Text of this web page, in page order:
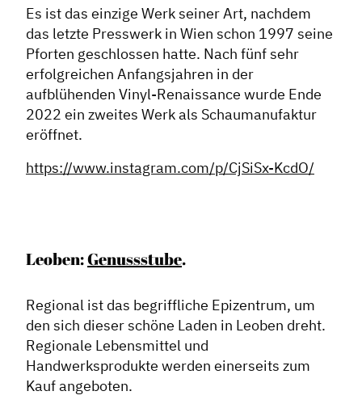
Es ist das einzige Werk seiner Art, nachdem
das letzte Presswerk in Wien schon 1997 seine
Pforten geschlossen hatte. Nach fünf sehr
erfolgreichen Anfangsjahren in der
aufblühenden Vinyl-Renaissance wurde Ende
2022 ein zweites Werk als Schaumanufaktur
eröffnet.
https://www.instagram.com/p/CjSiSx-KcdO/
Leoben:Genussstube.
Regional ist das begriffliche Epizentrum, um
den sich dieser schöne Laden in Leoben dreht.
Regionale Lebensmittel und
Handwerksprodukte werden einerseits zum
Kauf angeboten.